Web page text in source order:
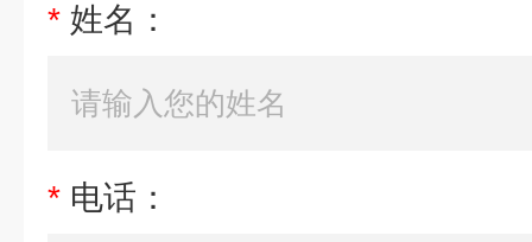
* 姓名：
* 电话：